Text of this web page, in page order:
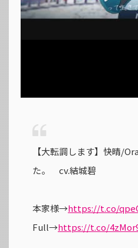
【大転調します】快晴/
た。 cv.結城碧
本家様→https://t.co/
Full→https://t.co/